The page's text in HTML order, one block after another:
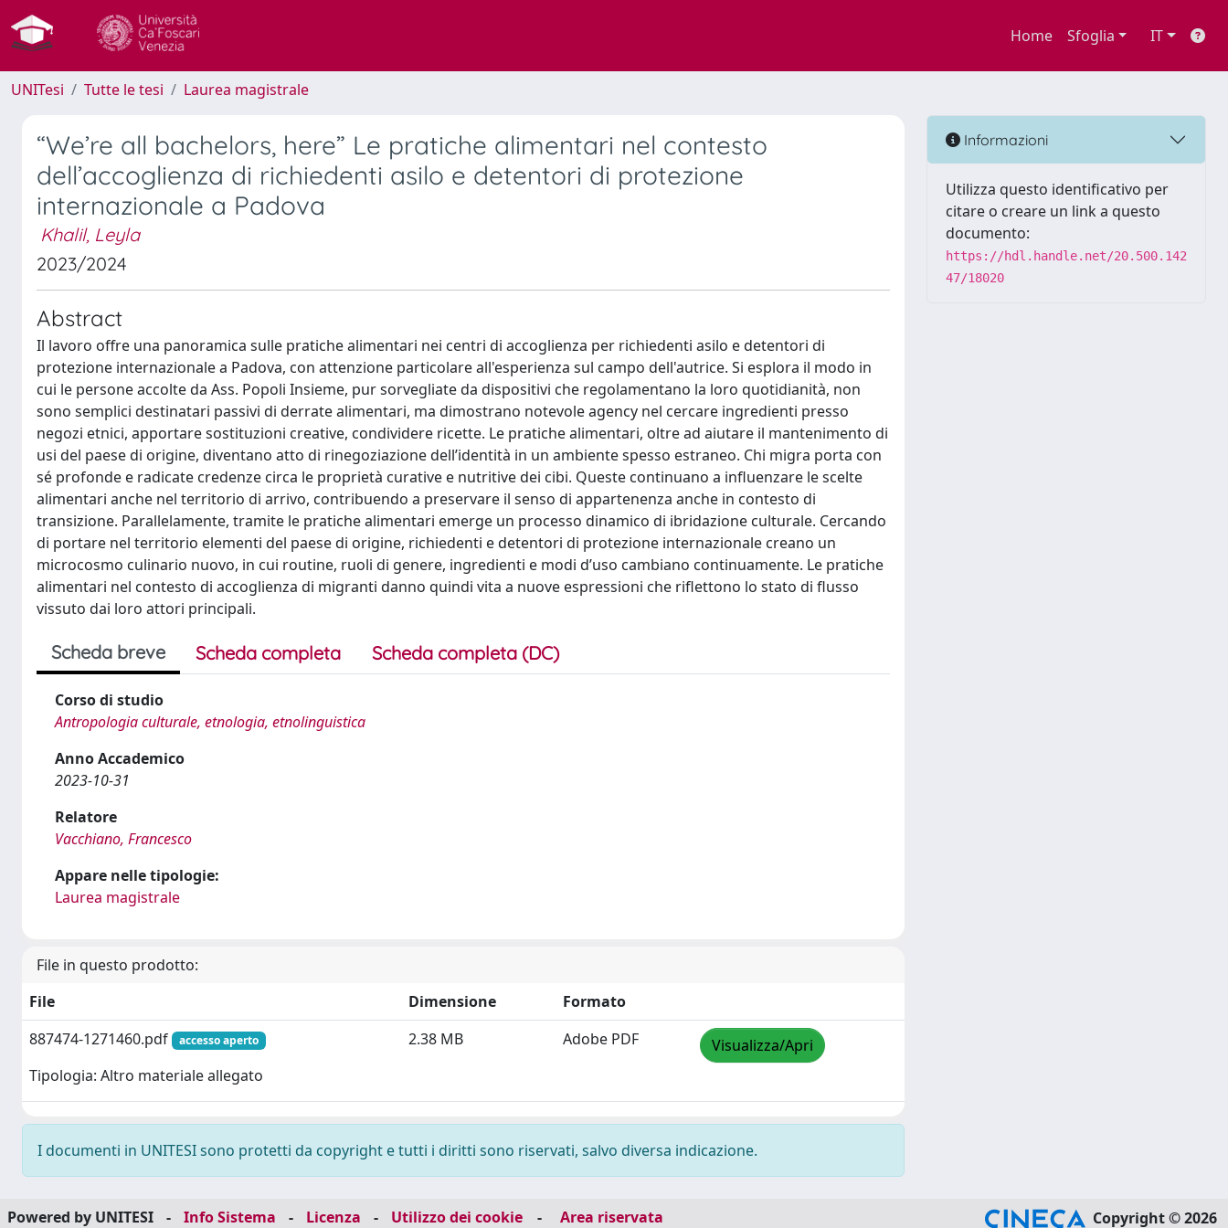
Home Sfoglia IT
UNITesi Tutte le tesi Laurea magistrale
“We’re all bachelors, here” Le pratiche alimentari nel contesto
dell’accoglienza di richiedenti asilo e detentori di protezione
internazionale a Padova
Khalil, Leyla
2023/2024
Abstract
Il lavoro offre una panoramica sulle pratiche alimentari nei centri di accoglienza per richiedenti asilo e detentori di
protezione internazionale a Padova, con attenzione particolare all'esperienza sul campo dell'autrice. Si esplora il modo in
cui le persone accolte da Ass. Popoli Insieme, pur sorvegliate da dispositivi che regolamentano la loro quotidianità, non
sono semplici destinatari passivi di derrate alimentari, ma dimostrano notevole agency nel cercare ingredienti presso
negozi etnici, apportare sostituzioni creative, condividere ricette. Le pratiche alimentari, oltre ad aiutare il mantenimento di
usi del paese di origine, diventano atto di rinegoziazione dell’identità in un ambiente spesso estraneo. Chi migra porta con
sé profonde e radicate credenze circa le proprietà curative e nutritive dei cibi. Queste continuano a influenzare le scelte
alimentari anche nel territorio di arrivo, contribuendo a preservare il senso di appartenenza anche in contesto di
transizione. Parallelamente, tramite le pratiche alimentari emerge un processo dinamico di ibridazione culturale. Cercando
di portare nel territorio elementi del paese di origine, richiedenti e detentori di protezione internazionale creano un
microcosmo culinario nuovo, in cui routine, ruoli di genere, ingredienti e modi d’uso cambiano continuamente. Le pratiche
alimentari nel contesto di accoglienza di migranti danno quindi vita a nuove espressioni che riflettono lo stato di flusso
vissuto dai loro attori principali.
Scheda breve Scheda completa Scheda completa (DC)
Corso di studio
Antropologia culturale, etnologia, etnolinguistica
Anno Accademico
2023-10-31
Relatore
Vacchiano, Francesco
Appare nelle tipologie:
Laurea magistrale
File in questo prodotto:
File
Dimensione
Formato
887474-1271460.pdf
accesso aperto
Tipologia: Altro materiale allegato
2.38 MB Adobe PDF Visualizza/Apri
I documenti in UNITESI sono protetti da copyright e tutti i diritti sono riservati, salvo diversa indicazione.
Informazioni
Utilizza questo identificativo per
citare o creare un link a questo
documento:
https://hdl.handle.net/20.500.142
47/18020
Powered by UNITESI - Info Sistema - Licenza - Utilizzo dei cookie - Area riservata Copyright © 2026